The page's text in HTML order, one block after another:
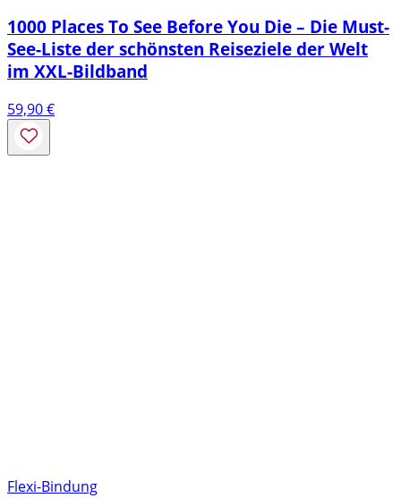
1000 Places To See Before You Die – Die Must-
See-Liste der schönsten Reiseziele der Welt
im XXL-Bildband
59,90€
Flexi-Bindung